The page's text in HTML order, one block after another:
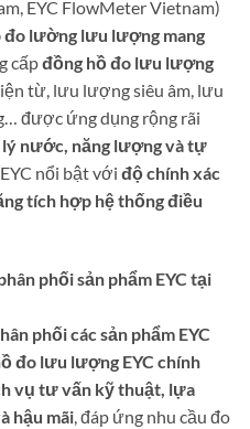
EYC FlowMeter Vietnam)
đo lường lưu lượng mang
cấpđồng hồ đo lưu lượng
từ, lưu lượng siêu âm, lưu
được ứng dụng rộng rãi
lý nước, năng lượng và tự
EYC nổi bật với độ chính xác
tích hợp hệ thống điều
phối sản phẩm EYC tại
phối các sản phẩm EYC
đo lưu lượng EYC chính
vụ tư vấn kỹ thuật, lựa
hậu mãi , đáp ứng nhu cầu đo